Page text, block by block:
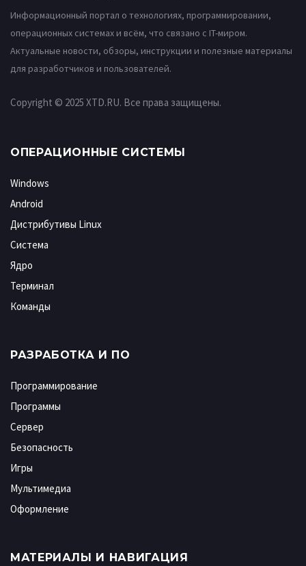
Информационный портал о технологиях, программировании,
операционных системах и всём, что связано с IT-миром.
Актуальные новости, обзоры, инструкции и полезные материалы
для разработчиков и пользователей.
Copyright © 2025 XTD.RU. Все права защищены.
ОПЕРАЦИОННЫЕ СИСТЕМЫ
Windows
Android
Дистрибутивы Linux
Система
Ядро
Терминал
Команды
РАЗРАБОТКА И ПО
Программирование
Программы
Сервер
Безопасность
Игры
Мультимедиа
Оформление
МАТЕРИАЛЫ И НАВИГАЦИЯ